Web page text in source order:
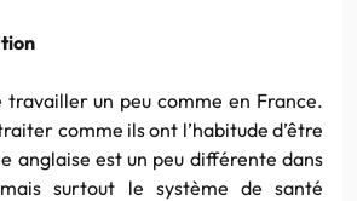
travailler un peu comme en France.
comme ils ont l’habitude d’être
anglaise est un peu différente dans
surtout le système de santé